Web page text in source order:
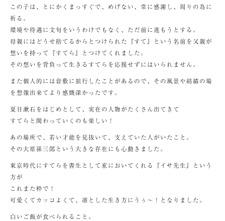
この子は、とにかくまっすぐで、めげない、常に感謝し、周りの為に
祈る。
環境や待遇に文句をいうわけでもなく、ただ前に進もうとする。
母親にはどうせ捨てるからとつけられた『すて』という名前を父親が
想いを持って『すてら』とつけてくれました。
その想いを背負って生きるすてらを応援せずにはいられません。
また個人的には倉敷に旅行したことがあるので、その風景や紡績の場
を想像出来てより感慨深かったです。
夏目漱石をはじめとして、実在の人物がたくさん出てきて
すてらと関わっていくのも楽しい！
あの場所で、若い才能を見抜いて、支えていた人がいたこと。
その大原孫三郎という大きな存在にも心動きました。
東京時代にすてらを書生として家においてくれる『イサ先生』という
方が
これまた粋で！
可愛くてカッコよくて、凛とした生き方にうぅ～！となりました。
白いご飯が食べられること。